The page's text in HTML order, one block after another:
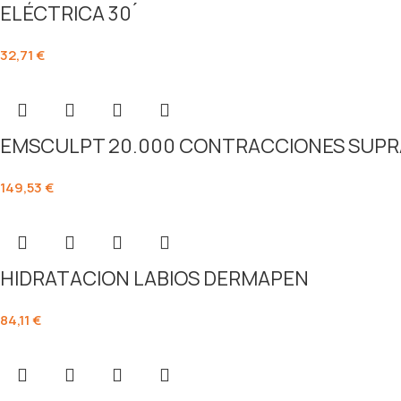
ELÉCTRICA 30 ́
32,71€
EMSCULPT 20.000 CONTRACCIONES
149,53€
HIDRATACION LABIOS DERMAPEN
84,11€